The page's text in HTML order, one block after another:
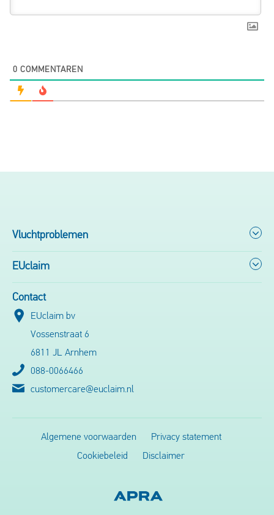
0 COMMENTAREN
Vluchtproblemen
EUclaim
Contact
EUclaim bv
Vossenstraat 6
6811 JL Arnhem
088-0066466
customercare@euclaim.nl
Algemene voorwaarden
Privacy statement
Cookiebeleid
Disclaimer